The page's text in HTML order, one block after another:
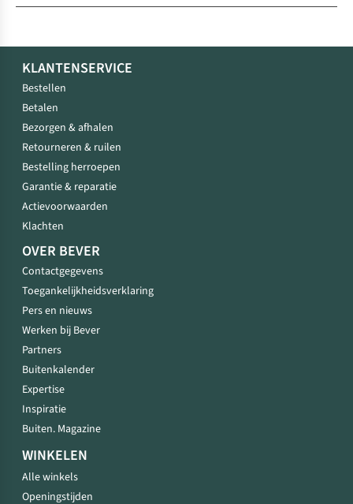
KLANTENSERVICE
Bestellen
Betalen
Bezorgen & afhalen
Retourneren & ruilen
Bestelling herroepen
Garantie & reparatie
Actievoorwaarden
Klachten
OVER BEVER
Contactgegevens
Toegankelijkheidsverklaring
Pers en nieuws
Werken bij Bever
Partners
Buitenkalender
Expertise
Inspiratie
Buiten. Magazine
WINKELEN
Alle winkels
Openingstijden